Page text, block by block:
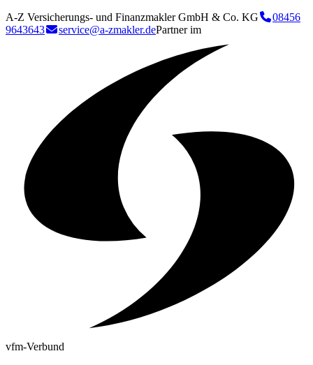
A-Z Versicherungs- und Finanzmakler GmbH & Co. KG
08456
9643643
service@a-zmakler.dePartner im
vfm-Verbund